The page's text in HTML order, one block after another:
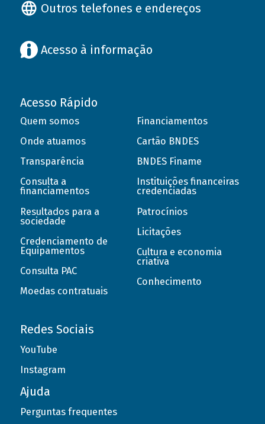
Outros telefones e endereços
Acesso à informação
Acesso Rápido
Quem somos
Onde atuamos
Transparência
Consulta a
financiamentos
Resultados para a
sociedade
Credenciamento de
Equipamentos
Consulta PAC
Moedas contratuais
Financiamentos
Cartão BNDES
BNDES Finame
Instituições financeiras
credenciadas
Patrocínios
Licitações
Cultura e economia
criativa
Conhecimento
Redes Sociais
YouTube
Instagram
Ajuda
Perguntas frequentes